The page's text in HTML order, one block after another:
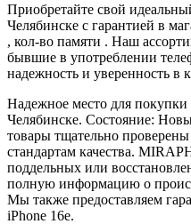
Приобретайте свой
Челябинске с гарантией в
, кол-во памяти . Наш
бывшие в употреблении
надежность и уверенность в
Надежное место для покупки
Челябинске. Состояние:
товары тщательно
стандартам качества.
поддельных или
полную информацию о
Мы также предоставляем
iPhone 16e.